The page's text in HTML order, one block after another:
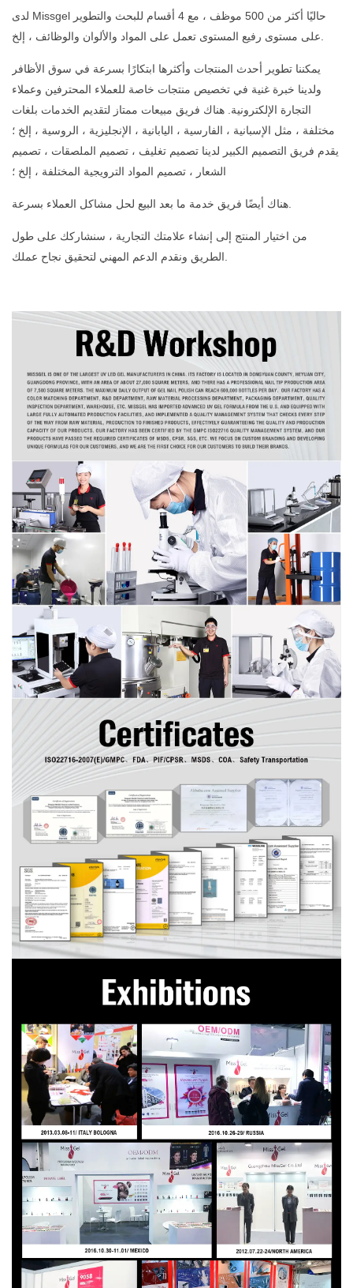
لدى Missgel حاليًا أكثر من 500 موظف ، مع 4 أقسام للبحث والتطوير
يمكننا تطوير أحدث المنتجات وأكثرها ابتكارًا بسرعة في سوق الأظافر
ولدينا خبرة غنية في تخصيص منتجات خاصة للعملاء المحترفين وعملاء
التجارة الإلكترونية. هناك فريق مبيعات ممتاز لتقديم الخدمات بلغات
مختلفة ، مثل الإسبانية ، الفارسية ، اليابانية ، الإنجليزية ، الروسية ، إلخ ؛
يقدم فريق التصميم الكبير لدينا تصميم تغليف ، تصميم الملصقات ، تصميم
الشعار ، تصميم المواد الترويجية المختلفة ، إلخ ؛
من اختيار المنتج إلى إنشاء علامتك التجارية ، سنشاركك على طول